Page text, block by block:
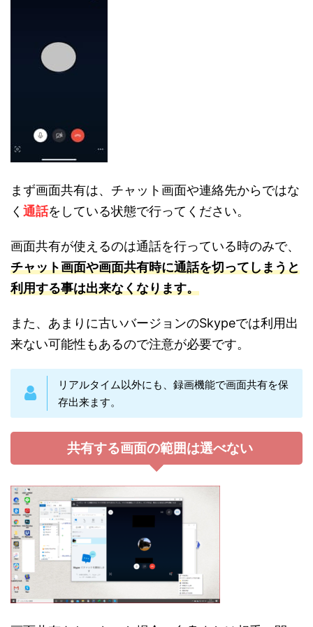
まず画面共有は、チャット画面や連絡先からではな
く 通話をしている状態で行ってください。
画面共有が使えるのは通話を行っている時のみで、
チャット画面や画面共有時に通話を切ってしまうと
利用する事は出来なくなります。
また、あまりに古いバージョンのSkypeでは利用出
来ない可能性もあるので注意が必要です。
リアルタイム以外にも、録画機能で画面共有を保
存出来ます。
共有する画面の範囲は選べない